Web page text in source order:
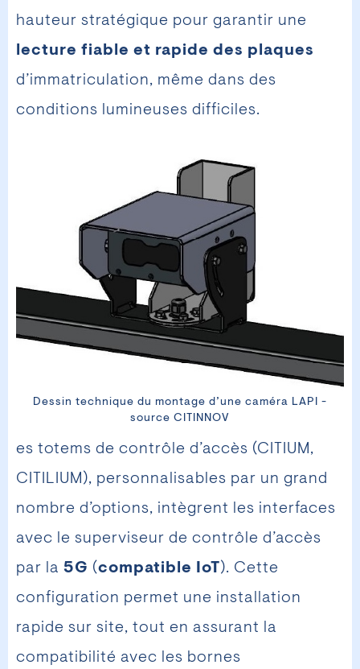
hauteur stratégique pour garantir une
lecture fiable et rapide des plaques
d’immatriculation, même dans des
conditions lumineuses difficiles.
Dessin technique du montage d’une caméra LAPI -
source CITINNOV
es totems de contrôle d’accès (CITIUM,
CITILIUM), personnalisables par un grand
nombre d’options, intègrent les interfaces
avec le superviseur de contrôle d’accès
par la 5G (compatible IoT). Cette
configuration permet une installation
rapide sur site, tout en assurant la
compatibilité avec les bornes